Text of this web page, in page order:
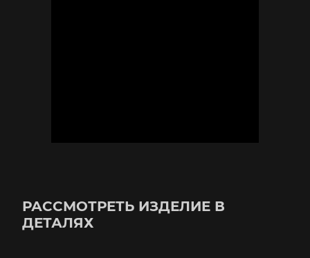
РАССМОТРЕТЬ ИЗДЕЛИЕ В
ДЕТАЛЯХ